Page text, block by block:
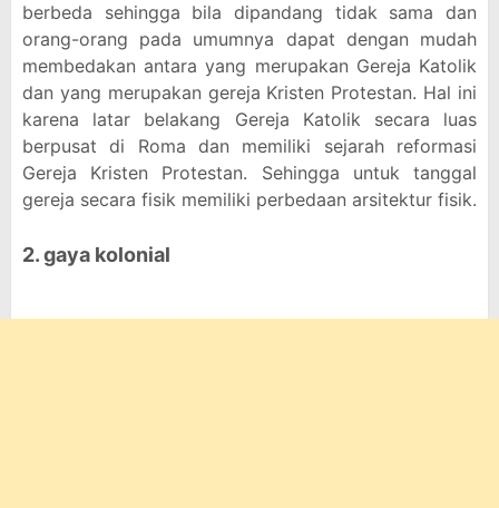
berbeda sehingga bila dipandang tidak sama dan
orang-orang pada umumnya dapat dengan mudah
membedakan antara yang merupakan Gereja Katolik
dan yang merupakan gereja Kristen Protestan. Hal ini
karena latar belakang Gereja Katolik secara luas
berpusat di Roma dan memiliki sejarah reformasi
Gereja Kristen Protestan. Sehingga untuk tanggal
gereja secara fisik memiliki perbedaan arsitektur fisik.
2. gaya kolonial